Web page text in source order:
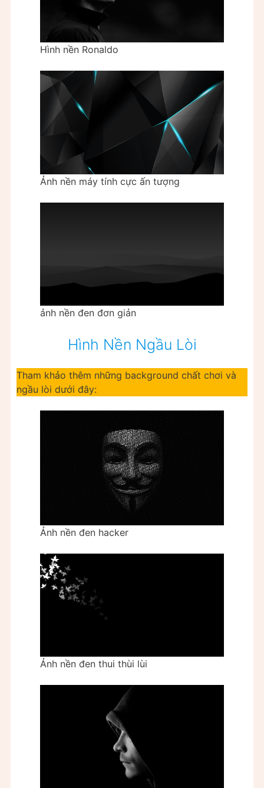
Hình nền Ronaldo
Ảnh nền máy tính cực ấn tượng
ảnh nền đen đơn giản
Hình Nền Ngầu Lòi
Tham khảo thêm những background chất chơi và
ngầu lòi dưới đây:
Ảnh nền đen hacker
Ảnh nền đen thui thùi lùi